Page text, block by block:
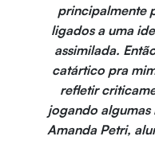
principalmente
ligados a uma
assimilada.
catártico pra
refletir
jogando algumas
Amanda Petri,